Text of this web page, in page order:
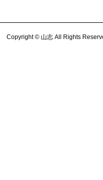
Copyright © 山志 All Rights